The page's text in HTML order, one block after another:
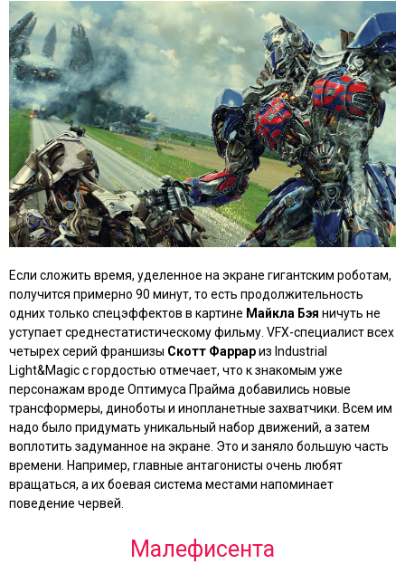
Если сложить время, уделенное на экране гигантским роботам,
получится примерно 90 минут, то есть продолжительность
одних только спецэффектов в картине Майкла Бэя ничуть не
уступает среднестатистическому фильму. VFX-специалист всех
четырех серий франшизы Скотт Фаррариз Industrial
Light&Magic с гордостью отмечает, что к знакомым уже
персонажам вроде Оптимуса Прайма добавились новые
трансформеры, диноботы и инопланетные захватчики. Всем им
надо было придумать уникальный набор движений, а затем
воплотить задуманное на экране. Это и заняло большую часть
времени. Например, главные антагонисты очень любят
вращаться, а их боевая система местами напоминает
поведение червей.
Малефисента